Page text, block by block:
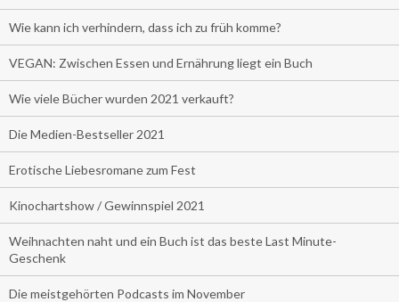
Wie kann ich verhindern, dass ich zu früh komme?
VEGAN: Zwischen Essen und Ernährung liegt ein Buch
Wie viele Bücher wurden 2021 verkauft?
Die Medien-Bestseller 2021
Erotische Liebesromane zum Fest
Kinochartshow / Gewinnspiel 2021
Weihnachten naht und ein Buch ist das beste Last Minute-
Geschenk
Die meistgehörten Podcasts im November